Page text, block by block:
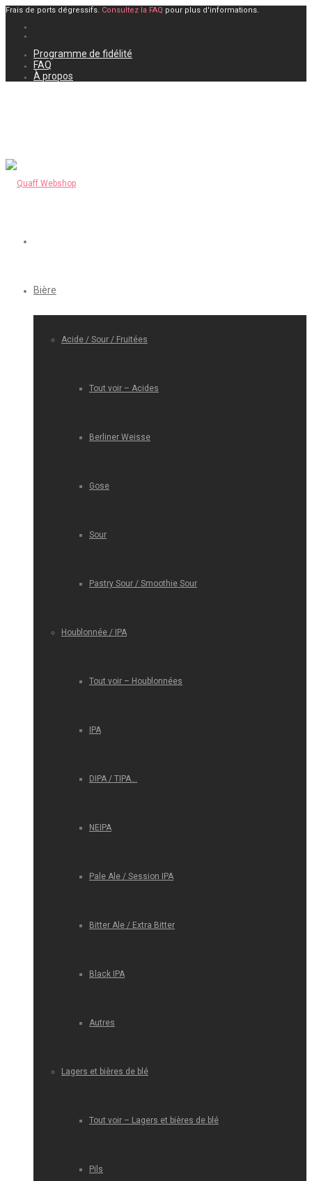
Frais de ports dégressifs. Consultez la FAQ pour plus d'informations.
Programme de fidélité
FAQ
À propos
Bière
Acide / Sour / Fruitées
Tout voir – Acides
Berliner Weisse
Gose
Sour
Pastry Sour / Smoothie Sour
Houblonnée / IPA
Tout voir – Houblonnées
IPA
DIPA / TIPA…
NEIPA
Pale Ale / Session IPA
Bitter Ale / Extra Bitter
Black IPA
Autres
Lagers et bières de blé
Tout voir – Lagers et bières de blé
Pils